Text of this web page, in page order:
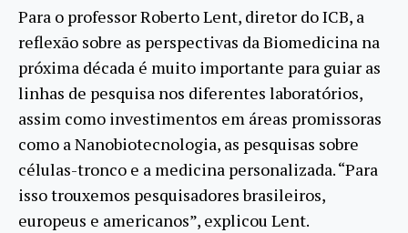
Para o professor Roberto Lent, diretor do ICB, a
reflexão sobre as perspectivas da Biomedicina na
próxima década é muito importante para guiar as
linhas de pesquisa nos diferentes laboratórios,
assim como investimentos em áreas promissoras
como a Nanobiotecnologia, as pesquisas sobre
células-tronco e a medicina personalizada. “Para
isso trouxemos pesquisadores brasileiros,
europeus e americanos”, explicou Lent.